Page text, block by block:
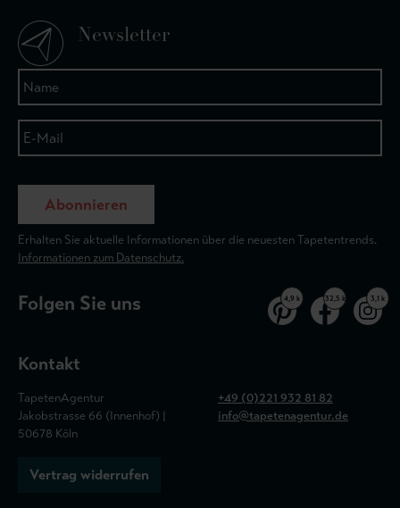
Newsletter
Abonnieren
Erhalten Sie aktuelle Informationen über die neuesten Tapetentrends.
Informationen zum Datenschutz.
Folgen Sie uns 4,9 k 32,5 k 3,1 k
Kontakt
TapetenAgentur
Jakobstrasse 66 (Innenhof) |
50678 Köln
+49 (0)221 932 81 82
info@tapetenagentur.de
Vertrag widerrufen